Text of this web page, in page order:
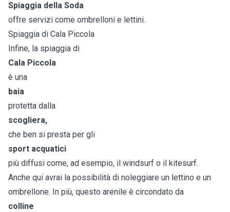
Spiaggia della Soda
offre servizi come ombrelloni e lettini.
Spiaggia di Cala Piccola
Infine, la spiaggia di
Cala Piccola
è una
baia
protetta dalla
scogliera,
che ben si presta per gli
sport acquatici
più diffusi come, ad esempio, il windsurf o il kitesurf.
Anche qui avrai la possibilità di noleggiare un lettino e un
ombrellone. In più, questo arenile è circondato da
colline